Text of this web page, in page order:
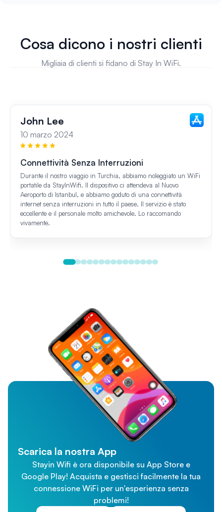
Cosa dicono i nostri clienti
Migliaia di clienti si fidano di Stay In WiFi.
John Lee
10 marzo 2024
Connettività Senza Interruzioni
Durante il nostro viaggio in Turchia, abbiamo noleggiato un WiFi
portatile da StayInWifi. Il dispositivo ci attendeva al Nuovo
Aeroporto di Istanbul, e abbiamo goduto di una connettività
internet senza interruzioni in tutto il paese. Il servizio è stato
eccellente e il personale molto amichevole. Lo raccomando
vivamente.
Scarica la nostra App
Stayin Wifi è ora disponibile su App Store e
Google Play! Acquista e gestisci facilmente la tua
connessione WiFi per un'esperienza senza
problemi!